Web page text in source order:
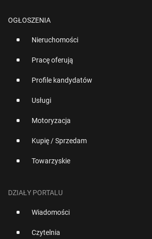
OGŁOSZENIA
Nieruchomości
Pracę oferują
Profile kandydatów
Usługi
Motoryzacja
Kupię / Sprzedam
Towarzyskie
DZIAŁY PORTALU
Wiadomości
Czytelnia